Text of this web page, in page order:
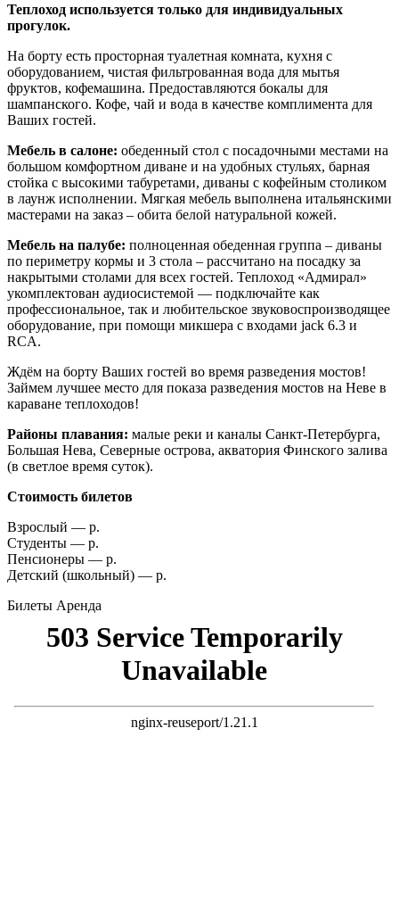
Теплоход используется только для индивидуальных
прогулок.
На борту есть просторная туалетная комната, кухня с
оборудованием, чистая фильтрованная вода для мытья
фруктов, кофемашина. Предоставляются бокалы для
шампанского. Кофе, чай и вода в качестве комплимента для
Ваших гостей.
Мебель в салоне: обеденный стол с посадочными местами на
большом комфортном диване и на удобных стульях, барная
стойка с высокими табуретами, диваны с кофейным столиком
в лаунж исполнении. Мягкая мебель выполнена итальянскими
мастерами на заказ – обита белой натуральной кожей.
Мебель на палубе: полноценная обеденная группа – диваны
по периметру кормы и 3 стола – рассчитано на посадку за
накрытыми столами для всех гостей. Теплоход «Адмирал»
укомплектован аудиосистемой — подключайте как
профессиональное, так и любительское звуковоспроизводящее
оборудование, при помощи микшера с входами jack 6.3 и
RCA.
Ждём на борту Ваших гостей во время разведения мостов!
Займем лучшее место для показа разведения мостов на Неве в
караване теплоходов!
Районы плавания: малые реки и каналы Санкт-Петербурга,
Большая Нева, Северные острова, акватория Финского залива
(в светлое время суток).
Стоимость билетов
Взрослый — р.
Студенты — р.
Пенсионеры — р.
Детский (школьный) — р.
Билеты Аренда